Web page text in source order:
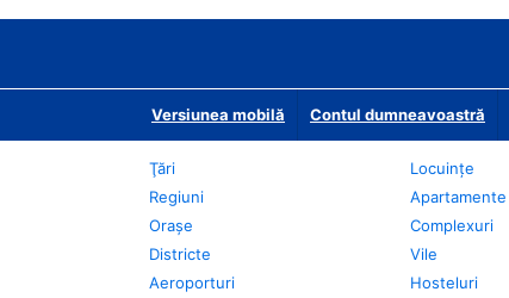
Versiunea mobilă Contul dumneavoastră
Ţări
Regiuni
Oraşe
Districte
Aeroporturi
Locuințe
Apartamente
Complexuri
Vile
Hosteluri